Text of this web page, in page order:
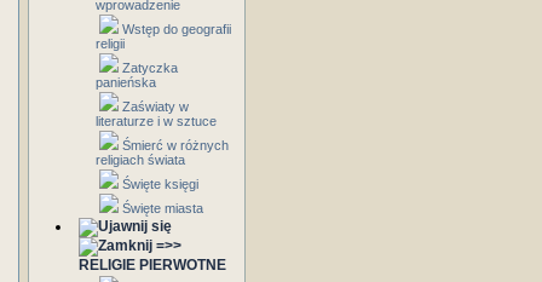
wprowadzenie
Wstęp do geografii
religii
Zatyczka
panieńska
Zaświaty w
literaturze i w sztuce
Śmierć w różnych
religiach świata
Święte księgi
Święte miasta
=>>
RELIGIE PIERWOTNE